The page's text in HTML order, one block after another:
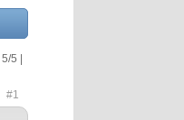
5/5 |
#1